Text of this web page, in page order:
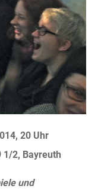
20 Uhr
1/2, Bayreuth
und